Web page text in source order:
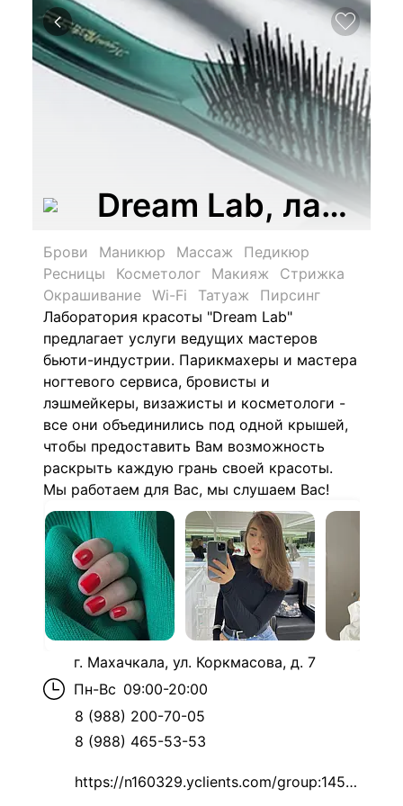
Dream Lab,
Брови Маникюр Массаж
Педикюр
Ресницы
Косметолог Макияж
Стрижка
Окрашивание Wi-Fi Татуаж
Пирсинг
Лаборатория красоты "Dream Lab"
предлагает услуги ведущих мастеров
бьюти-индустрии. Парикмахеры и мастера
ногтевого сервиса, бровисты и
лэшмейкеры, визажисты и косметологи -
все они объединились под одной крышей,
чтобы предоставить Вам возможность
раскрыть каждую грань своей красоты.
Мы работаем для Вас, мы слушаем Вас!
г. Махачкала, ул. Коркмасова, д. 7
Пн-Вс 09:00-20:00
8 (988) 200-70-05
8 (988) 465-53-53
https://n160329.yclients.com/group:145890/city:all#1